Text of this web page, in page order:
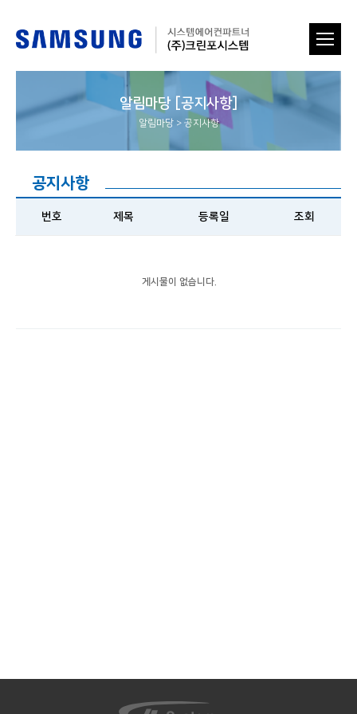
알림마당 [공지사항]
알림마당 > 공지사항
공지사항
번호 제목 등록일 조회
게시물이 없습니다.